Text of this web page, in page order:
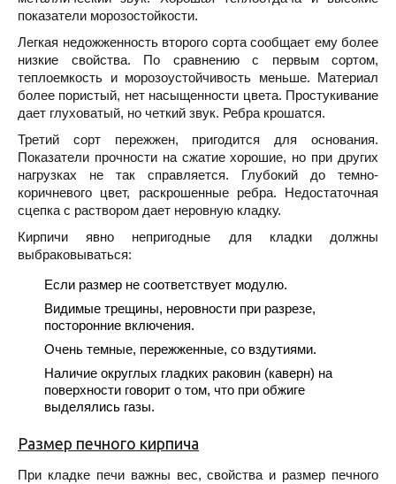
показатели морозостойкости.
Легкая недожженность второго сорта сообщает ему более
низкие свойства. По сравнению с первым сортом,
теплоемкость и морозоустойчивость меньше. Материал
более пористый, нет насыщенности цвета. Простукивание
дает глуховатый, но четкий звук. Ребра крошатся.
Третий сорт пережжен, пригодится для основания.
Показатели прочности на сжатие хорошие, но при других
нагрузках не так справляется. Глубокий до темно-
коричневого цвет, раскрошенные ребра. Недостаточная
сцепка с раствором дает неровную кладку.
Кирпичи явно непригодные для кладки должны
выбраковываться:
Если размер не соответствует модулю.
Видимые трещины, неровности при разрезе,
посторонние включения.
Очень темные, пережженные, со вздутиями.
Наличие округлых гладких раковин (каверн) на
поверхности говорит о том, что при обжиге
выделялись газы.
Размер печного кирпича
При кладке печи важны вес, свойства и размер печного